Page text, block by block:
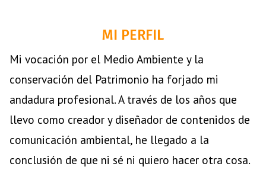
MUSEOGRAFÍA
IDENTIDAD VISUAL
DISEÑO UNIVERSAL
DIVULGACIÓN
INTERPRETACIÓN DEL PATRIMONIO
MI PERFIL
Mi vocación por el Medio Ambiente y la
conservación del Patrimonio ha forjado mi
andadura profesional. A través de los años que
llevo como creador y diseñador de contenidos de
comunicación ambiental, he llegado a la
conclusión de que ni sé ni quiero hacer otra cosa.